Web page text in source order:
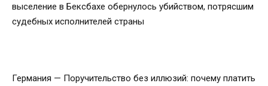
выселение в Бексбахе обернулось убийством, потрясшим
судебных исполнителей страны
Германия — Поручительство без иллюзий: почему платить